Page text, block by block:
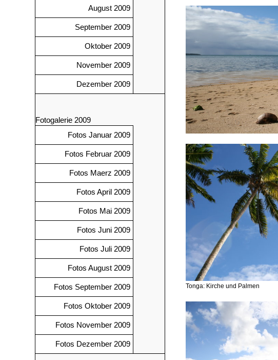
August 2009
September 2009
Oktober 2009
November 2009
Dezember 2009
Fotogalerie 2009
Fotos Januar 2009
Fotos Februar 2009
Fotos Maerz 2009
Fotos April 2009
Fotos Mai 2009
Fotos Juni 2009
Fotos Juli 2009
Fotos August 2009
Fotos September 2009
Fotos Oktober 2009
Fotos November 2009
Fotos Dezember 2009
Tonga: Kirche und Palmen